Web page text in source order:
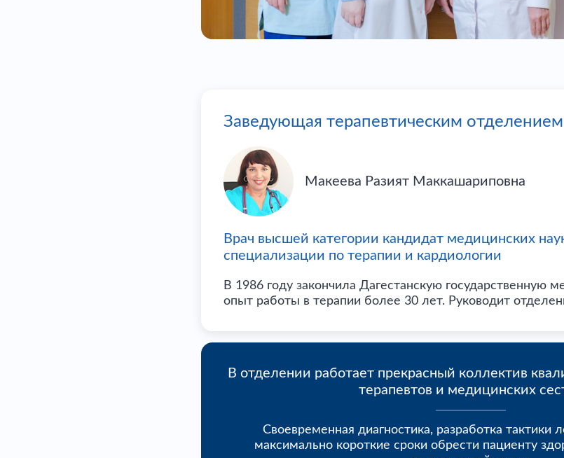
Заведующая терапевтическим отделением
Макеева Разият Маккашариповна
Врач высшей категории кандидат медицинских
специализации по терапии и кардиологии
В 1986 году закончила Дагестанскую государственную
опыт работы в терапии более 30 лет. Руководит
В отделении работает прекрасный коллектив
терапевтов и медицинских
Своевременная диагностика, разработка тактики
максимально короткие сроки обрести пациенту